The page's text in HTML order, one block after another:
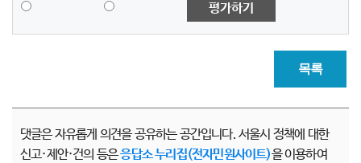
평가하기
목록
댓글은 자유롭게 의견을 공유하는 공간입니다. 서울시 정책에 대한
신고·제안·건의 등은응답소 누리집(전자민원사이트)을 이용하여